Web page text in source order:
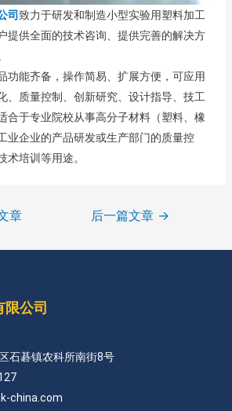
司致力于研发和制造小型实验用塑料加工
提供全面的技术咨询、提供完善的解决方
功能齐备，操作简易、扩展方便，可应用
、质量控制、创新研究、设计指导、技工
合于专业院校从事高分子材料（塑料、橡
业企业的产品研发或生产部门的质量控
培训等用途。
章 后一篇文章 →
限公司
石碁镇农科所南街8号
china.com